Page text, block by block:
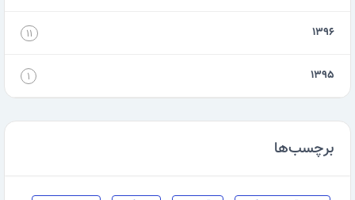
۱۳۹۶ ۱۱
۱۳۹۵ ۱
برچسب‌ها